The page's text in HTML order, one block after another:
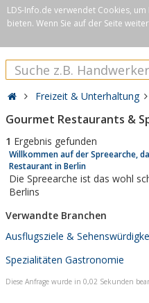
LDS-Info.de verwendet Cookies,
bieten. Wenn Sie auf der Seite
Freizeit & Unterhaltung
Gourmet Restaurants &
1 Ergebnis gefunden
Willkommen auf der Spreearche,
Restaurant in Berlin
Die Spreearche ist das wohl
Berlins
Verwandte Branchen
Ausflugsziele &
Spezialitäten Gastronomie
Diese Anfrage wurde in 0,02 Sekunden